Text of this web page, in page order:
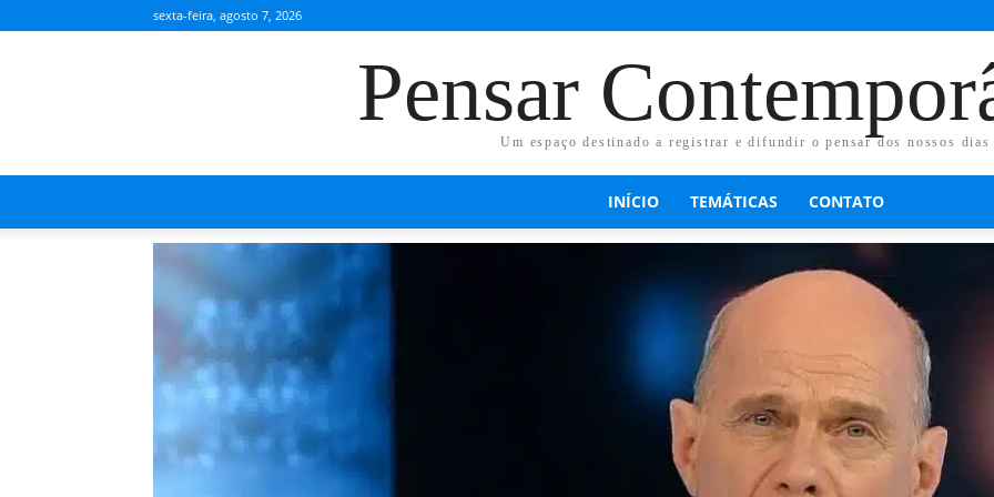
sexta-feira, agosto 7, 2026
Pensar
Um espaço destinado a registrar e difundir o pensar dos nossos dias
INÍCIO TEMÁTICAS CONTATO